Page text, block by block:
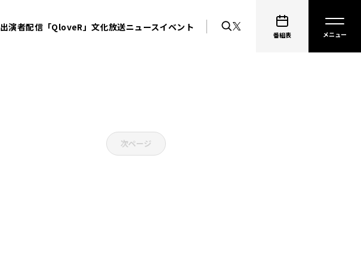
出演者配信「QloveR」文化放送ニュースイベント
番組表
次ページ